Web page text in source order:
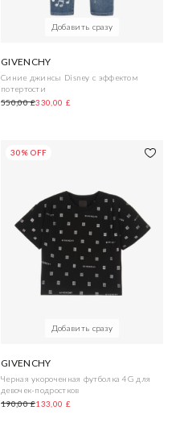
Добавить сразу
GIVENCHY
Синие джинсы Disney с эффектом
потертости
550,00 £330,00 £
30% OFF
Добавить сразу
GIVENCHY
Черная укороченная футболка 4G для
девочек-подростков
190,00 £133,00 £